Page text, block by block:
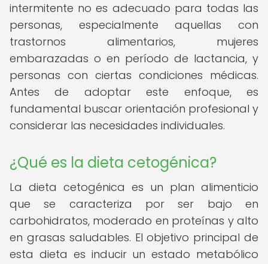
intermitente no es adecuado para todas las
personas, especialmente aquellas con
trastornos alimentarios, mujeres
embarazadas o en período de lactancia, y
personas con ciertas condiciones médicas.
Antes de adoptar este enfoque, es
fundamental buscar orientación profesional y
considerar las necesidades individuales.
¿Qué es la dieta cetogénica?
La dieta cetogénica es un plan alimenticio
que se caracteriza por ser bajo en
carbohidratos, moderado en proteínas y alto
en grasas saludables. El objetivo principal de
esta dieta es inducir un estado metabólico